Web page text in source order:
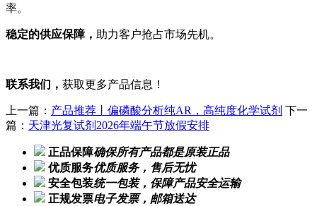
率。
稳定的供应保障， 助力客户抢占市场先机。
联系我们， 获取更多产品信息！
上一篇： 产品推荐丨偏磷酸分析纯AR，高纯度化学试剂 下一
篇： 天津光复试剂2026年端午节放假安排
正品保障确保所有产品都是原装正品
优质服务优质服务，售后无忧
安全包装统一包装，保障产品安全运输
正规发票电子发票，邮箱送达